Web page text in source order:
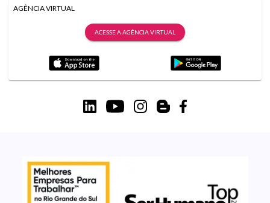
AGÊNCIA VIRTUAL
ACESSE A AGÊNCIA VIRTUAL